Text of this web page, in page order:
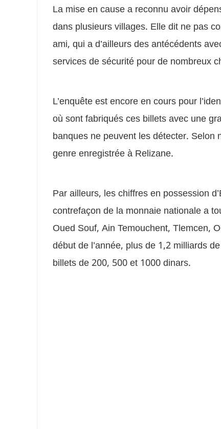
La mise en cause a reconnu avoir
dans plusieurs villages. Elle dit ne pas
ami, qui a d’ailleurs des antécédents
services de sécurité pour de nombreux
L’enquête est encore en cours pour
où sont fabriqués ces billets avec une
banques ne peuvent les détecter. Selon
genre enregistrée à Relizane.
Par ailleurs, les chiffres en possession
contrefaçon de la monnaie nationale a
Oued Souf, Ain Temouchent, Tlemcen,
début de l’année, plus de 1,2 milliards
billets de 200, 500 et 1000 dinars.